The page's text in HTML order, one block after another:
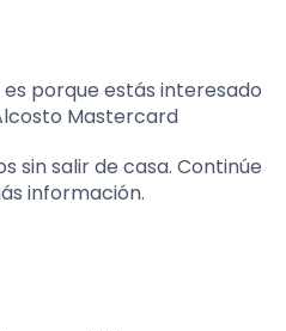
porque estás interesado
Mastercard
sin salir de casa. Continúe
información.